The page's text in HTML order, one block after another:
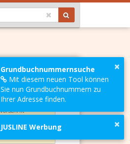
IST ALLE
FBG
von Notaren
Zeichen
×
Grundbuchnummernsuche
Mit diesem neuen Tool können
Sie nun Grundbuchnummern zu
Ihrer Adresse finden.
×
JUSLINE Werbung